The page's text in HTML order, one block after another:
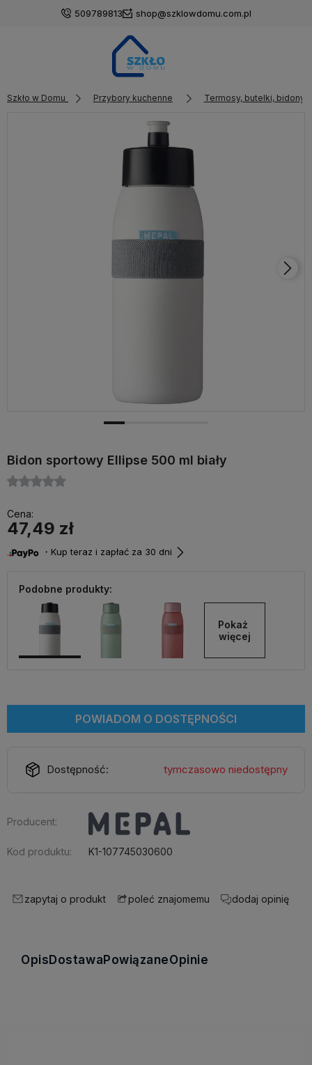
509789813 shop@szklowdomu.com.pl
Szkło w Domu Przybory kuchenne Termosy, butelki, bidony
Bidon sportowy Ellipse 500 ml biały
Cena:
47,49 zł
・Kup teraz i zapłać za 30 dni
Podobne produkty:
Pokaż
więcej
POWIADOM O DOSTĘPNOŚCI
Dostępność: tymczasowo niedostępny
Producent:
Kod produktu: K1-107745030600
zapytaj o produkt poleć znajomemu dodaj opinię
OpisDostawaPowiązaneOpinie